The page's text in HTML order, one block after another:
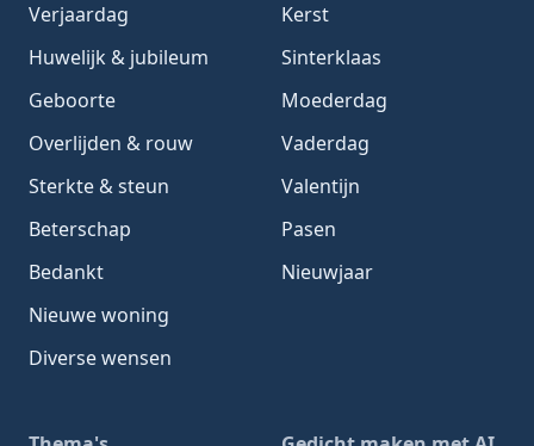
Verjaardag
Huwelijk & jubileum
Geboorte
Overlijden & rouw
Sterkte & steun
Beterschap
Bedankt
Nieuwe woning
Diverse wensen
Kerst
Sinterklaas
Moederdag
Vaderdag
Valentijn
Pasen
Nieuwjaar